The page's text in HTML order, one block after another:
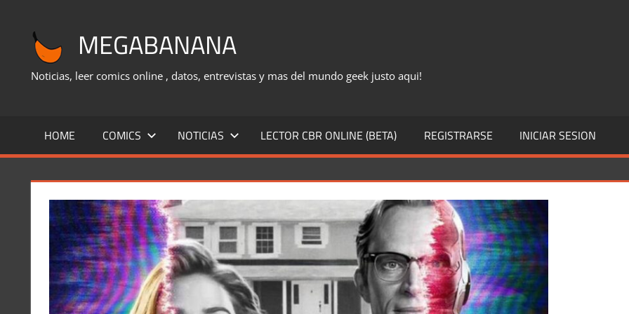
contenido
MEGABANANA
Noticias, leer comics online , datos, entrevistas y mas del mundo geek justo aqui!
HOME COMICS NOTICIAS LECTOR CBR ONLINE (BETA) REGISTRARSE INICIAR SESION